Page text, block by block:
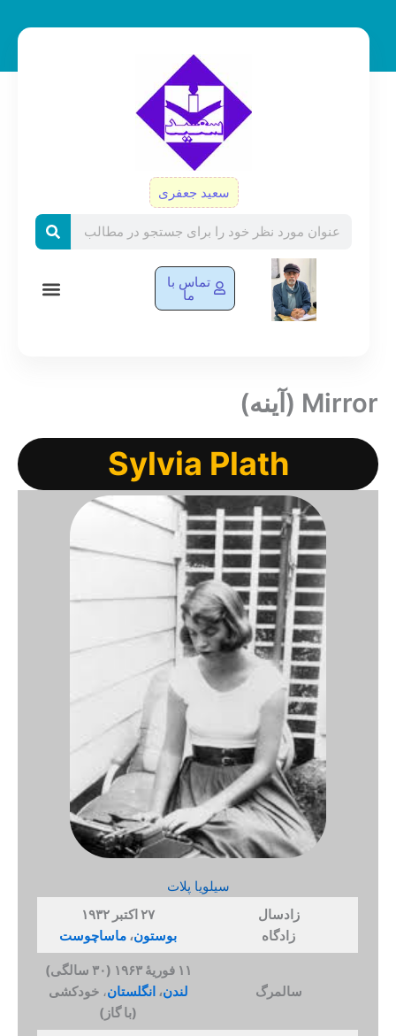
سعید جعفری
تماس با
ما
Mirror (آینه)
Sylvia Plath
سیلویا پلات
زادسال
زادگاه
۲۷ اکتبر ۱۹۳۲
بوستون، ماساچوست
سالمرگ
۱۱ فوریهٔ ۱۹۶۳ (۳۰ سالگی)
لندن، انگلستان،خودکشی
(با گاز)